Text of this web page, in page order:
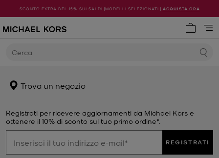
SCONTO EXTRA DEL 15% SUI SALDI |MODELLI SELEZIONATI | ACQUISTA ORA
Cerca
Trova un negozio
Registrati per ricevere aggiornamenti da Michael Kors e
ottenere il 10% di sconto sul tuo primo ordine*.
REGISTRATI